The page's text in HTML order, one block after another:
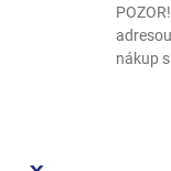
nákup s